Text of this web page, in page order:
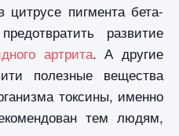
пигмента бета-
развитие
артрита. А другие
полезные вещества
токсины, именно
тем людям,